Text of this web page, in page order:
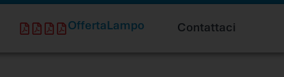
OffertaLampo Contattaci